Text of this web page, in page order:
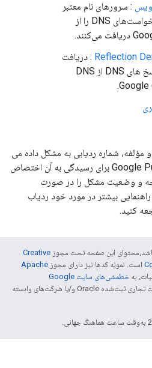
: سرورهای نام معتبر
حجم بالایی از درخواست‌های DNS را از
Reflection : دریافت
حجم زیادی از پاسخ های DNS از DNS
شماره ردیابی به مشکل داده می
شود و یک مهندس Google Public DNS برای رسیدگی به آن اختصاص
و وضعیت مشکل را در صورت
بیشتر در مورد خود ردیاب
کنید.
این صفحه تحت مجوز Creative
است. نمونه کدها نیز دارای مجوز Apache
به
خطمشی‌های سایت Google
مراجعه کنید. جاوا علامت تجاری ثبت‌شده Oracle و/یا شرکت‌های وابسته